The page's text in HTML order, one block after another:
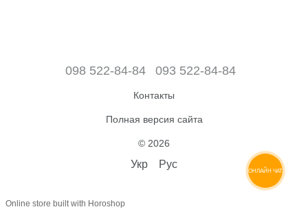
098 522-84-84 093 522-84-84
Контакты
Полная версия сайта
© 2026
Укр Рус
Online store built with Horoshop
ОНЛАЙН ЧАТ